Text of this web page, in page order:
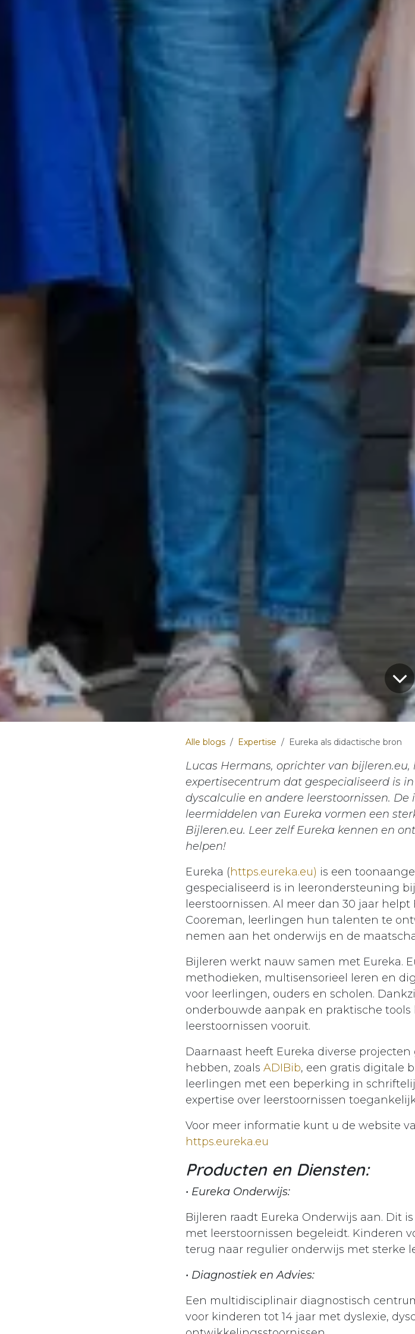
Alle blogs Expertise Eureka als didactische bron
Lucas Hermans, oprichter van bijleren.eu,
expertisecentrum dat gespecialiseerd is
dyscalculie en andere leerstoornissen.
leermiddelen van Eureka vormen een
Bijleren.eu. Leer zelf Eureka kennen en
helpen!
Eureka (https.eureka.eu) is een
gespecialiseerd is in leerondersteuning
leerstoornissen. Al meer dan 30 jaar
Cooreman, leerlingen hun talenten te
nemen aan het onderwijs en de
Bijleren werkt nauw samen met Eureka.
methodieken, multisensorieel leren en
voor leerlingen, ouders en scholen.
onderbouwde aanpak en praktische
leerstoornissen vooruit.
Daarnaast heeft Eureka diverse
hebben, zoals ADIBib, een gratis digitale
leerlingen met een beperking in
expertise over leerstoornissen
Voor meer informatie kunt u de website
https.eureka.eu
Producten en Diensten:
• Eureka Onderwijs:
Bijleren raadt Eureka Onderwijs aan. Dit
met leerstoornissen begeleidt. Kinderen
terug naar regulier onderwijs met sterke
• Diagnostiek en Advies:
Een multidisciplinair diagnostisch
voor kinderen tot 14 jaar met dyslexie,